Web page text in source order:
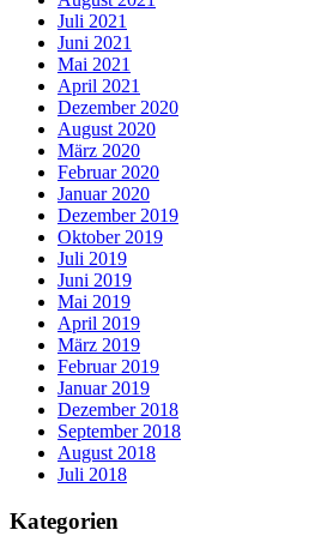
Juli 2021
Juni 2021
Mai 2021
April 2021
Dezember 2020
August 2020
März 2020
Februar 2020
Januar 2020
Dezember 2019
Oktober 2019
Juli 2019
Juni 2019
Mai 2019
April 2019
März 2019
Februar 2019
Januar 2019
Dezember 2018
September 2018
August 2018
Juli 2018
Kategorien